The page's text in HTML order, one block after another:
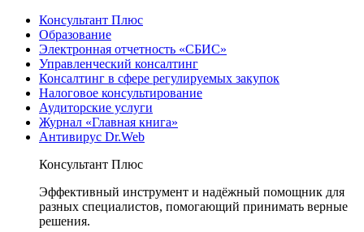
Консультант Плюс
Образование
Электронная отчетность «СБИС»
Управленческий консалтинг
Консалтинг в сфере регулируемых закупок
Налоговое консультирование
Аудиторские услуги
Журнал «Главная книга»
Антивирус Dr.Web
Консультант Плюс
Эффективный инструмент и надёжный помощник для
разных специалистов, помогающий принимать верные
решения.